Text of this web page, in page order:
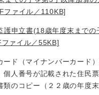
ファイル／110KB]
護申立書(18歳年度末までの
ァイル／55KB]
ード（マイナンバーカード
個人番号が記載された住民
類のコピー（２２歳の年度